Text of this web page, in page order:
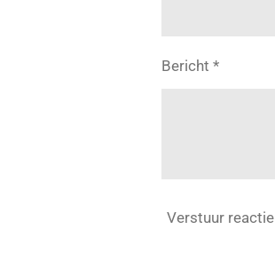
Bericht *
Verstuur reactie